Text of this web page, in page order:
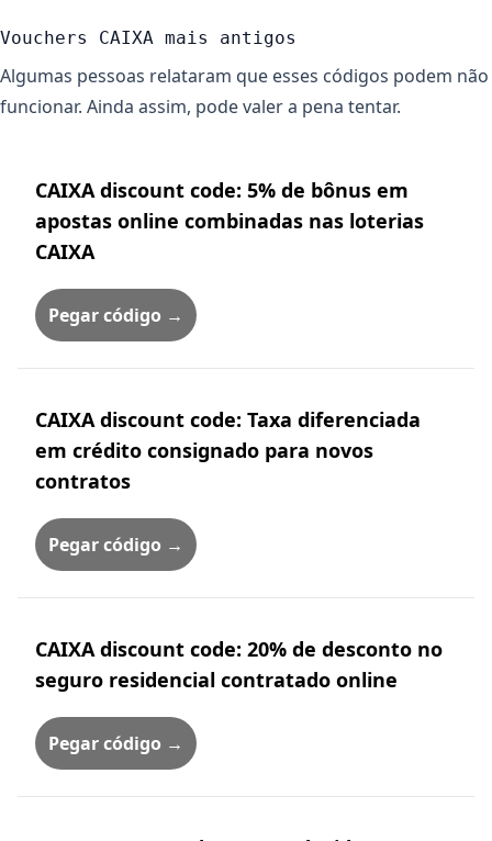
Vouchers CAIXA mais antigos
Algumas pessoas relataram que esses códigos podem não
funcionar. Ainda assim, pode valer a pena tentar.
CAIXA discount code: 5% de bônus em
apostas online combinadas nas loterias
CAIXA
Pegar código →
CAIXA discount code: Taxa diferenciada
em crédito consignado para novos
contratos
Pegar código →
CAIXA discount code: 20% de desconto no
seguro residencial contratado online
Pegar código →